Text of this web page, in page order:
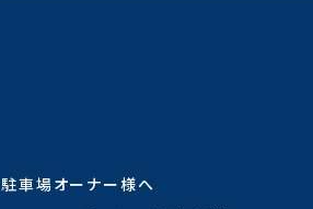
駐車場オーナー様へ